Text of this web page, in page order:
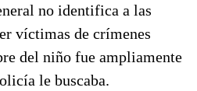
no identifica a las
víctimas de crímenes
del niño fue ampliamente
le buscaba.